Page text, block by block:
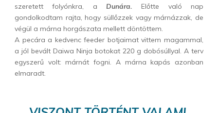
szeretett folyónkra, a Dunára. Előtte való nap
gondolkodtam rajta, hogy süllőzzek vagy márnázzak, de
végül a márna horgászata mellett döntöttem.
A pecára a kedvenc feeder botjaimat vittem magammal,
a jól bevált Daiwa Ninja botokat 220 g dobósúllyal. A terv
egyszerű volt: márnát fogni. A márna kapás azonban
elmaradt.